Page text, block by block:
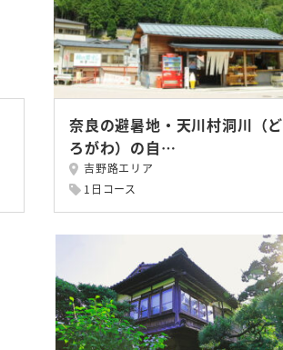
奈良の避暑地・天川村洞川（ど
ろがわ）の自…
吉野路エリア
1日コース